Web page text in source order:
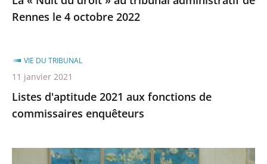
octobre
2022
Rennes le 4 octobre 2022
Listes d'aptitude 2021 aux fonctions de
commissaires enquêteurs
VIE DU TRIBUNAL
11 janvier 2021